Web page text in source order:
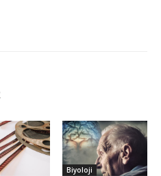
Biyoloji